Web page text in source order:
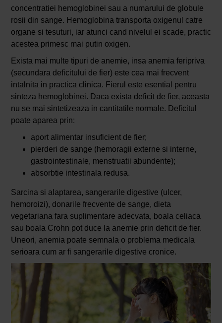
concentratiei hemoglobinei sau a numarului de globule
rosii din sange. Hemoglobina transporta oxigenul catre
organe si tesuturi, iar atunci cand nivelul ei scade, practic
acestea primesc mai putin oxigen.
Exista mai multe tipuri de anemie, insa anemia feripriva
(secundara deficitului de fier) este cea mai frecvent
intalnita in practica clinica. Fierul este esential pentru
sinteza hemoglobinei. Daca exista deficit de fier, aceasta
nu se mai sintetizeaza in cantitatile normale. Deficitul
poate aparea prin:
aport alimentar insuficient de fier;
pierderi de sange (hemoragii externe si interne,
gastrointestinale, menstruatii abundente);
absorbtie intestinala redusa.
Sarcina si alaptarea, sangerarile digestive (ulcer,
hemoroizi), donarile frecvente de sange, dieta
vegetariana fara suplimentare adecvata, boala celiaca
sau boala Crohn pot duce la anemie prin deficit de fier.
Uneori, anemia poate semnala o problema medicala
serioara cum ar fi sangerarile digestive cronice.